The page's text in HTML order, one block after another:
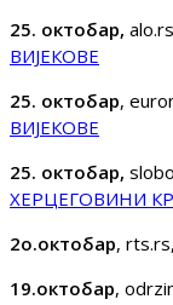
25. октобар,
ВИЈЕКОВЕ
25. октобар,
ВИЈЕКОВЕ
25. октобар,
ХЕРЦЕГОВИНИ
2о.октобар, rts.rs,
19.октобар,